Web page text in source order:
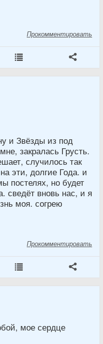
Прокомментировать
и Звёзды из под
закралась Грусть.
случилось так
эти, долгие Года. и
постелях, но будет
сведёт вновь нас, и я
моя. согрею
Прокомментировать
мое сердце